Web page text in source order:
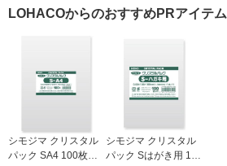
リジナル
LOHACOからのおすすめPRアイテム
シモジマ クリスタル
パック SA4 100枚入 6
シモジマ クリスタル
パック Sはがき用 100